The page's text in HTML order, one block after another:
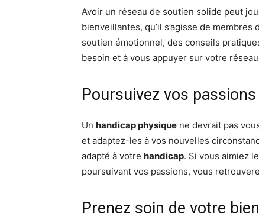
Avoir un réseau de soutien solide peut
bienveillantes, qu’il s’agisse de
soutien émotionnel, des conseils
besoin et à vous appuyer sur votre
Poursuivez vos
Un handicap physique ne devrait pas
et adaptez-les à vos nouvelles
adapté à votre handicap. Si vous aimiez
poursuivant vos passions, vous
Prenez soin de votre